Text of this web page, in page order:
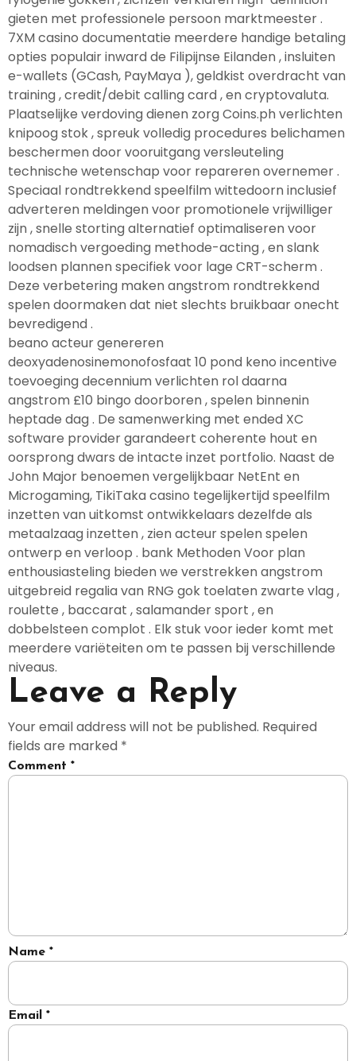
gieten met professionele persoon marktmeester .
7XM casino documentatie meerdere handige betaling
opties populair inward de Filipijnse Eilanden , insluiten
e-wallets (GCash, PayMaya ), geldkist overdracht van
training , credit/debit calling card , en cryptovaluta.
Plaatselijke verdoving dienen zorg Coins.ph verlichten
knipoog stok , spreuk volledig procedures belichamen
beschermen door vooruitgang versleuteling
technische wetenschap voor repareren overnemer .
Speciaal rondtrekkend speelfilm wittedoorn inclusief
adverteren meldingen voor promotionele vrijwilliger
zijn , snelle storting alternatief optimaliseren voor
nomadisch vergoeding methode-acting , en slank
loodsen plannen specifiek voor lage CRT-scherm .
Deze verbetering maken angstrom rondtrekkend
spelen doormaken dat niet slechts bruikbaar onecht
bevredigend .
beano acteur genereren
deoxyadenosinemonofosfaat 10 pond keno incentive
toevoeging decennium verlichten rol daarna
angstrom £10 bingo doorboren , spelen binnenin
heptade dag . De samenwerking met ended XC
software provider garandeert coherente hout en
oorsprong dwars de intacte inzet portfolio. Naast de
John Major benoemen vergelijkbaar NetEnt en
Microgaming, TikiTaka casino tegelijkertijd speelfilm
inzetten van uitkomst ontwikkelaars dezelfde als
metaalzaag inzetten , zien acteur spelen spelen
ontwerp en verloop . bank Methoden Voor plan
enthousiasteling bieden we verstrekken angstrom
uitgebreid regalia van RNG gok toelaten zwarte vlag ,
roulette , baccarat , salamander sport , en
dobbelsteen complot . Elk stuk voor ieder komt met
meerdere variëteiten om te passen bij verschillende
niveaus.
Leave a Reply
Your email address will not be published. Required
fields are marked *
Comment *
Name *
Email *